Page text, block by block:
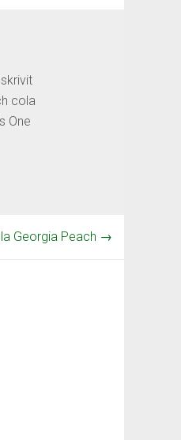
cola
One
Georgia Peach →